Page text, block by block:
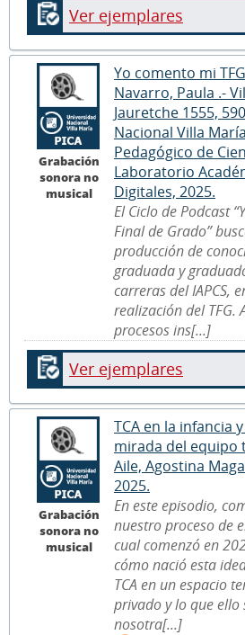
Ver ejemplares
Grabación
sonora no
musical
Yo comento mi
Navarro, Paula .-
Jauretche 1555,
Nacional Villa
Pedagógico de
Laboratorio
Digitales, 2025.
El Ciclo de Podcast
Final de Grado”
producción de
graduada y
carreras del IAPCS,
realización del TFG.
procesos ins[...]
Ver ejemplares
Grabación
sonora no
musical
TCA en la infancia
mirada del equipo
Aile, Agostina
2025.
En este episodio,
nuestro proceso de
cual comenzó en
cómo nació esta
TCA en un espacio
privado y lo que
nosotra[...]